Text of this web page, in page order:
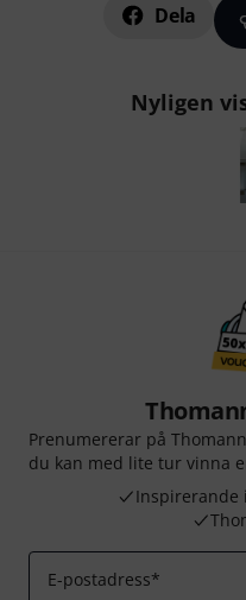
Dela
Nyligen
Prenumererar på
du kan med lite tur vinna
Inspirerande
E-postadress*